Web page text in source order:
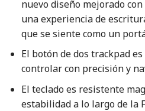
nuevo diseño mejorado
una experiencia de
que se siente como un
El botón de dos trackpad
controlar con precisión y
El teclado es resistente
estabilidad a lo largo de la